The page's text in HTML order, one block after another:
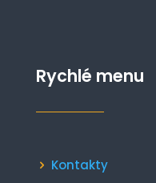
Rychlé menu
Kontakty